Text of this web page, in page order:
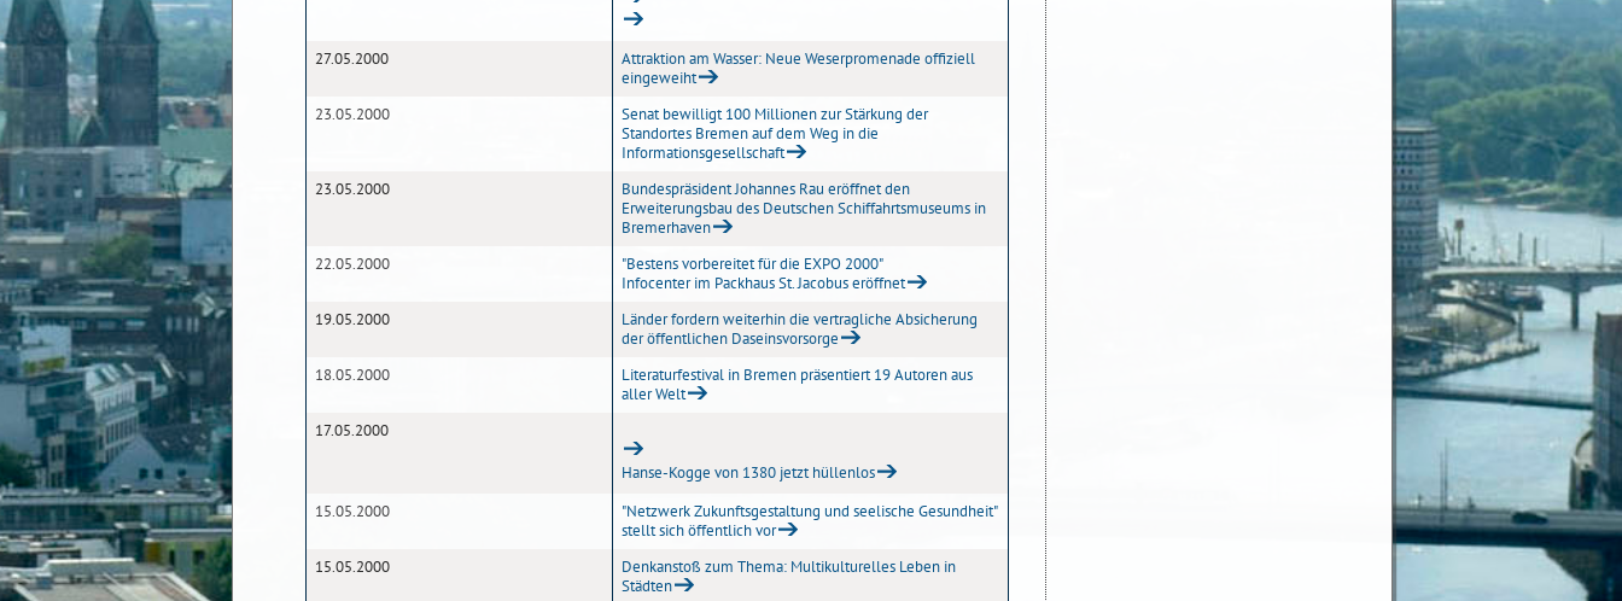
27.05.2000
Attraktion am Wasser: Neue Weserpromenade offiziell
eingeweiht
23.05.2000
Senat bewilligt 100 Millionen zur Stärkung der
Standortes Bremen auf dem Weg in die
Informationsgesellschaft
23.05.2000
Bundespräsident Johannes Rau eröffnet den
Erweiterungsbau des Deutschen Schiffahrtsmuseums in
Bremerhaven
22.05.2000
"Bestens vorbereitet für die EXPO 2000"
Infocenter im Packhaus St. Jacobus eröffnet
19.05.2000
Länder fordern weiterhin die vertragliche Absicherung
der öffentlichen Daseinsvorsorge
18.05.2000
Literaturfestival in Bremen präsentiert 19 Autoren aus
aller Welt
17.05.2000
Hanse-Kogge von 1380 jetzt hüllenlos
15.05.2000
"Netzwerk Zukunftsgestaltung und seelische Gesundheit"
stellt sich öffentlich vor
15.05.2000
Denkanstoß zum Thema: Multikulturelles Leben in
Städten